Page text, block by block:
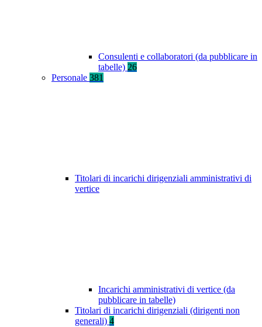
Consulenti e collaboratori (da pubblicare in
tabelle) 26
Personale 381
Titolari di incarichi dirigenziali amministrativi di
vertice
Incarichi amministrativi di vertice (da
pubblicare in tabelle)
Titolari di incarichi dirigenziali (dirigenti non
generali) 4